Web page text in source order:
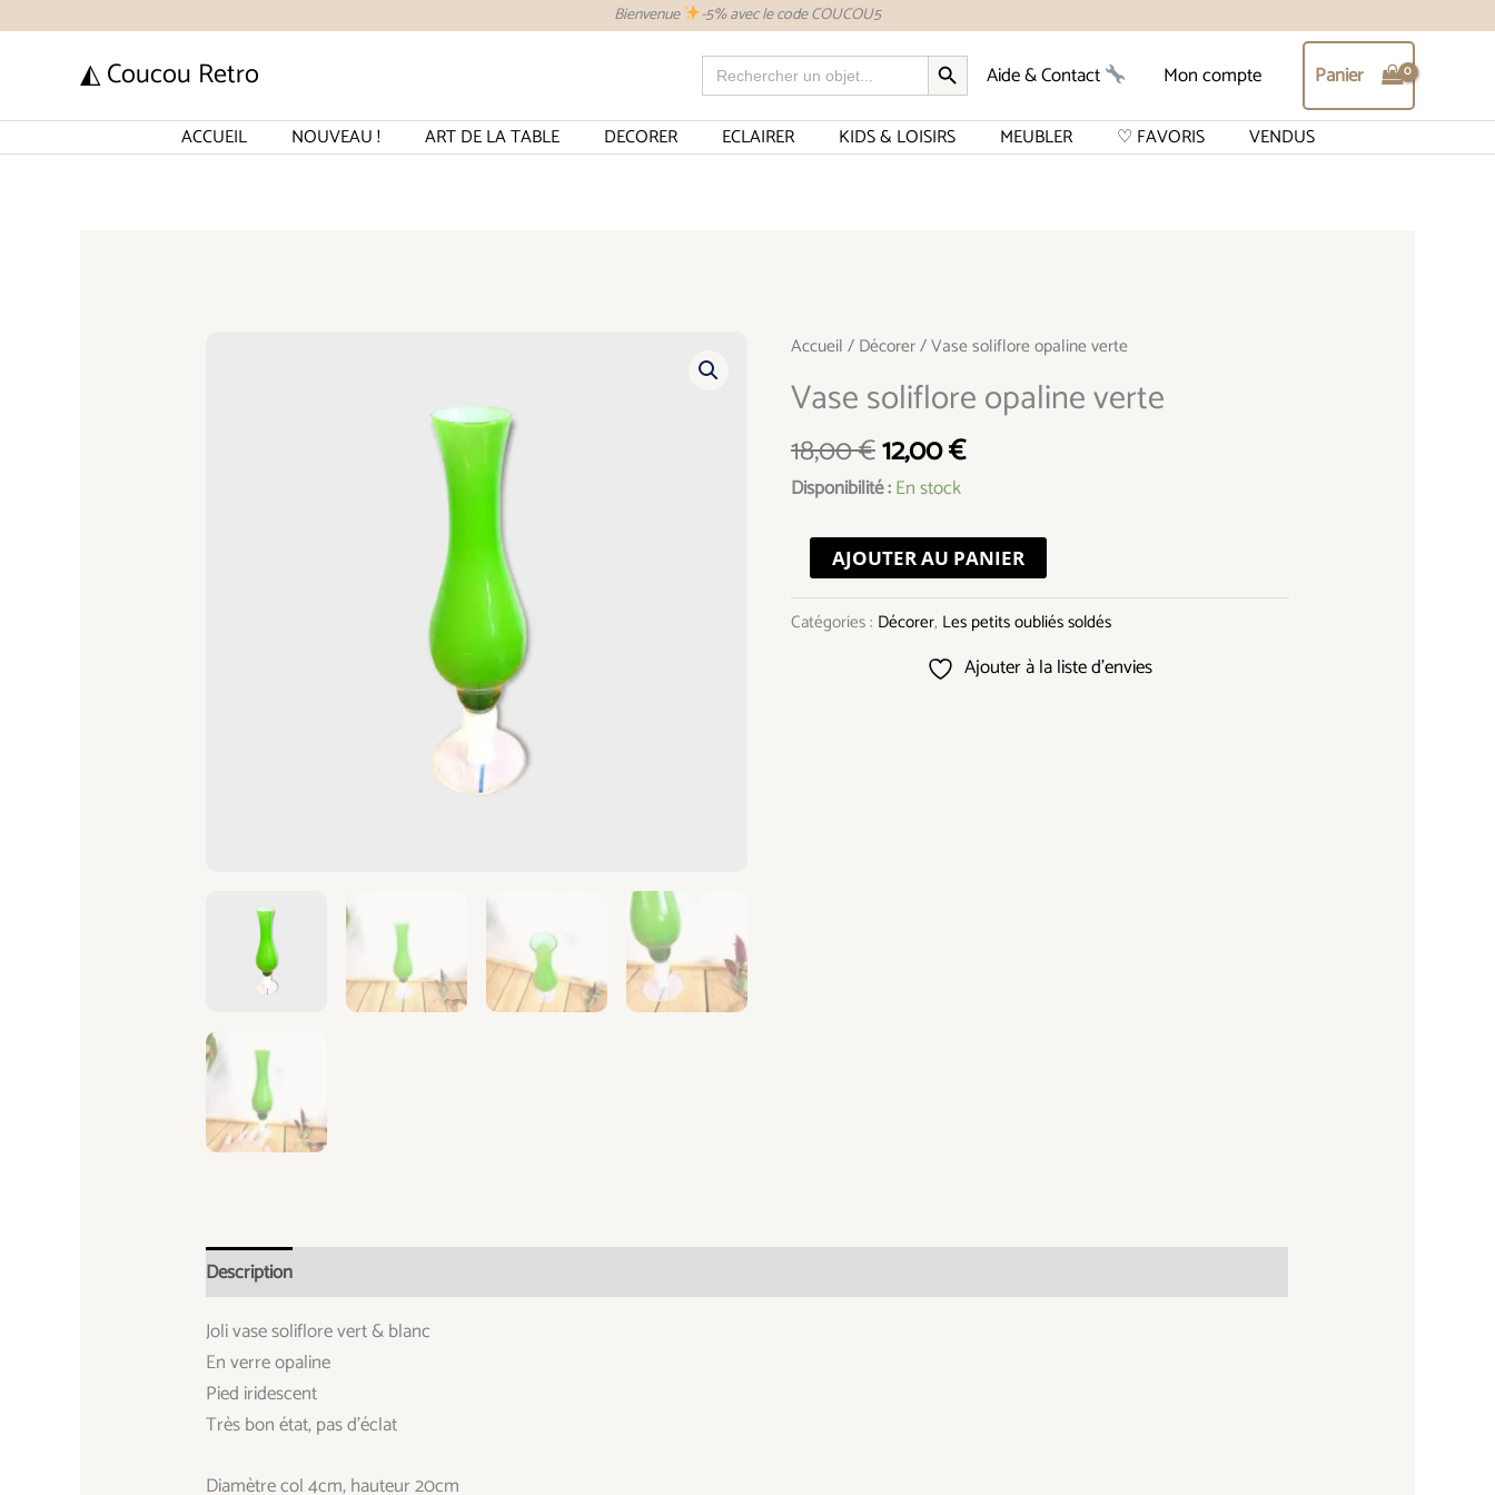
Bienvenue -5% avec le code COUCOU5
◭ Coucou Retro Search
for:
SEARCH BUTTON
Aide & Contact Mon compte Panier
ACCUEIL NOUVEAU ! ART DE LA TABLE DECORER ECLAIRER KIDS & LOISIRS MEUBLER ♡ FAVORIS VENDUS
Accueil / Décorer/ Vase soliflore opaline verte
Vase soliflore opaline verte
18,00€
Le
prix
initial
était :
18,00 €.
12,00€
Le
actuel
est :
12,00 €.
Disponibilité :En stock
quantité
de
Vase
soliflore
opaline
verte
AJOUTER AU PANIER
Catégories : Décorer, Les petits oubliés soldés
Ajouter à la liste d’envies
Description
Joli vase soliflore vert & blanc
En verre opaline
Pied iridescent
Très bon état, pas d’éclat
Diamètre col 4cm, hauteur 20cm